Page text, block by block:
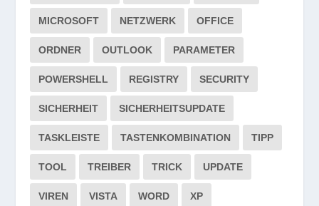
MICROSOFT NETZWERK OFFICE
ORDNER OUTLOOK PARAMETER
POWERSHELL REGISTRY SECURITY
SICHERHEIT SICHERHEITSUPDATE
TASKLEISTE TASTENKOMBINATION TIPP
TOOL TREIBER TRICK UPDATE
VIREN VISTA WORD XP